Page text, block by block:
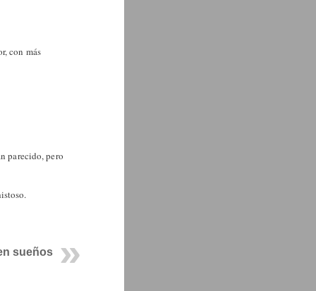
con más
parecido, pero
sueños